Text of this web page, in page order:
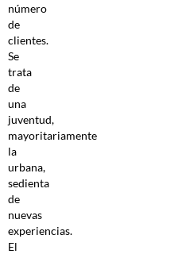
número
de
clientes.
Se
trata
de
una
juventud,
mayoritariamente
la
urbana,
sedienta
de
nuevas
experiencias.
El